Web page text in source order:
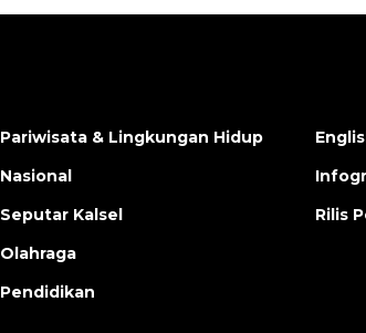
Pariwisata & Lingkungan Hidup
Nasional
Seputar Kalsel
Olahraga
Pendidikan
Rilis